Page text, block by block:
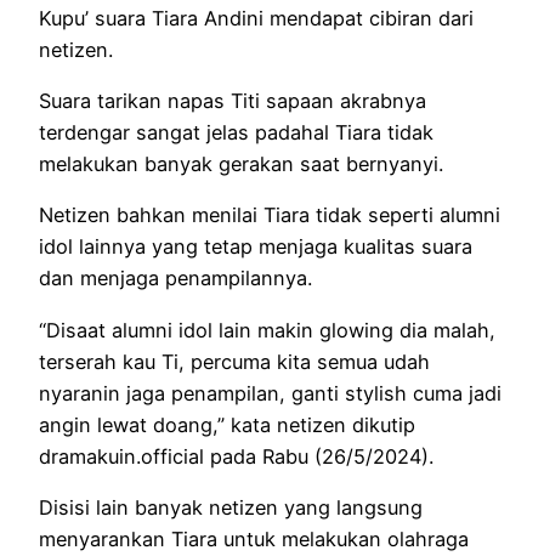
Kupu’ suara Tiara Andini mendapat cibiran dari
netizen.
Suara tarikan napas Titi sapaan akrabnya
terdengar sangat jelas padahal Tiara tidak
melakukan banyak gerakan saat bernyanyi.
Netizen bahkan menilai Tiara tidak seperti alumni
idol lainnya yang tetap menjaga kualitas suara
dan menjaga penampilannya.
“Disaat alumni idol lain makin glowing dia malah,
terserah kau Ti, percuma kita semua udah
nyaranin jaga penampilan, ganti stylish cuma jadi
angin lewat doang,” kata netizen dikutip
dramakuin.official pada Rabu (26/5/2024).
Disisi lain banyak netizen yang langsung
menyarankan Tiara untuk melakukan olahraga